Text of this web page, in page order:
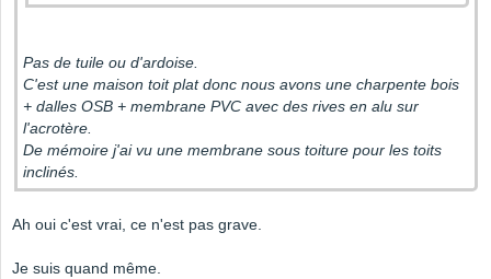
Pas de tuile ou d'ardoise.
C'est une maison toit plat donc nous avons une charpente bois
+ dalles OSB + membrane PVC avec des rives en alu sur
l'acrotère.
De mémoire j'ai vu une membrane sous toiture pour les toits
inclinés.
Ah oui c'est vrai, ce n'est pas grave.
Je suis quand même.